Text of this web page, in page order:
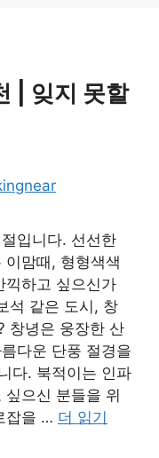
| 잊지 못할
입니다. 선선한
맘때, 형형색색
끽하고 싶으신가
석 같은 도시, 창
창녕은 웅장한 산
다운 단풍 절경을
다. 북적이는 인파
으신 분들을 위
잡을 … 더 읽기